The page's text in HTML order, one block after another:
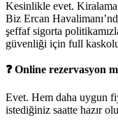
Kesinlikle evet. Kiralama
Biz Ercan
şeffaf sigorta
güvenliği için full
❓Online rezervasyon
Evet. Hem daha uygun
istediğiniz saatte hazır